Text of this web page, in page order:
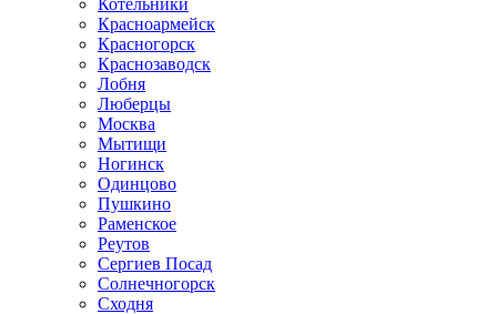
Котельники
Красноармейск
Красногорск
Краснозаводск
Лобня
Люберцы
Москва
Мытищи
Ногинск
Одинцово
Пушкино
Раменское
Реутов
Сергиев Посад
Солнечногорск
Сходня